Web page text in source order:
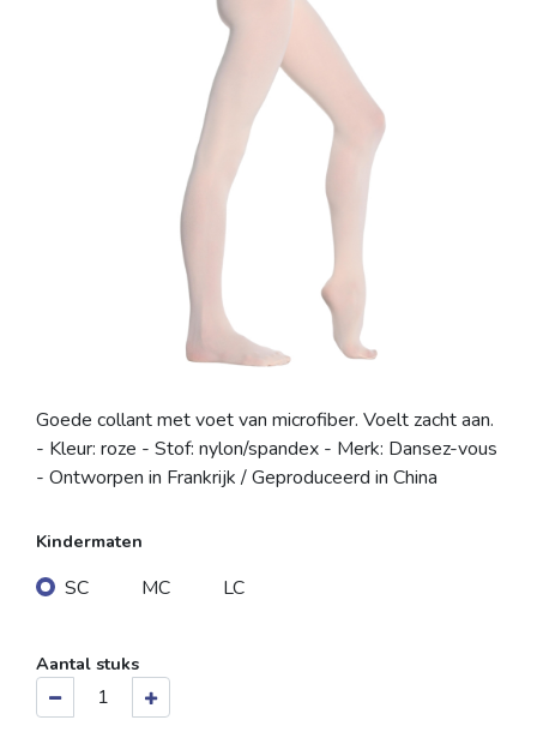
Goede collant met voet van microfiber. Voelt zacht aan.
- Kleur: roze - Stof: nylon/spandex - Merk: Dansez-vous
- Ontworpen in Frankrijk / Geproduceerd in China
Kindermaten
SC MC LC
Aantal stuks